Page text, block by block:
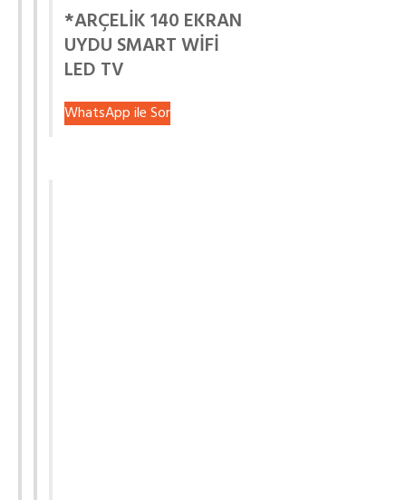
*ARÇELİK 140 EKRAN
UYDU SMART WİFİ
LED TV
WhatsApp ile Sor